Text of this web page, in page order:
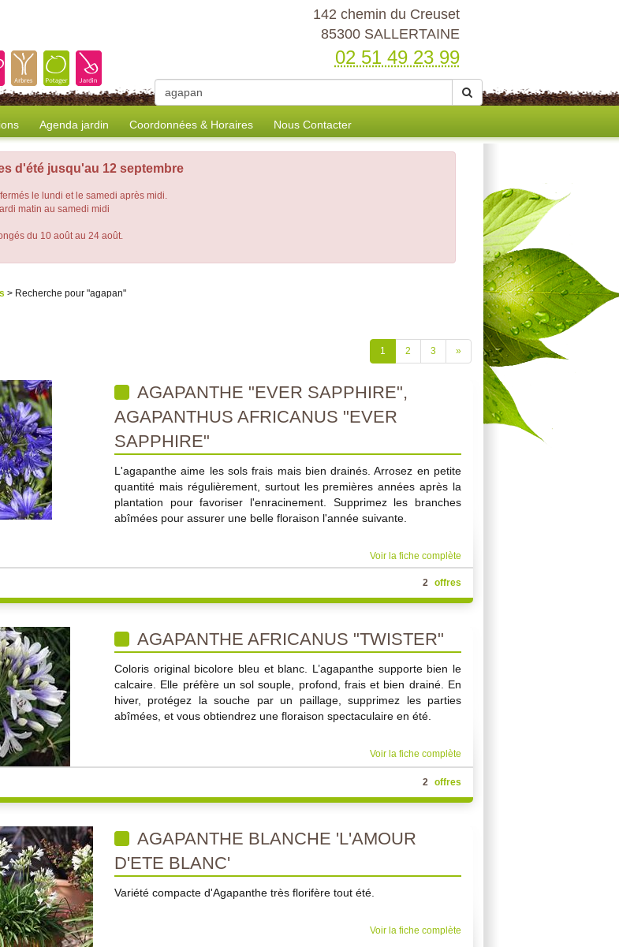
142 chemin du Creuset
85300 SALLERTAINE
02 51 49 23 99
Agenda jardin Coordonnées & Horaires Nous Contacter
d'été jusqu'au 12 septembre
le lundi et le samedi après midi.
matin au samedi midi
du 10 août au 24 août.
> Recherche pour "agapan"
1 2 3 »
AGAPANTHE "EVER SAPPHIRE",
AGAPANTHUS AFRICANUS "EVER
SAPPHIRE"
L'agapanthe aime les sols frais mais bien drainés. Arrosez en petite
quantité mais régulièrement, surtout les premières années après la
plantation pour favoriser l'enracinement. Supprimez les branches
abîmées pour assurer une belle floraison l'année suivante.
Voir la fiche complète
2 offres
AGAPANTHE AFRICANUS "TWISTER"
Coloris original bicolore bleu et blanc. L’agapanthe supporte bien le
calcaire. Elle préfère un sol souple, profond, frais et bien drainé. En
hiver, protégez la souche par un paillage, supprimez les parties
abîmées, et vous obtiendrez une floraison spectaculaire en été.
Voir la fiche complète
2 offres
AGAPANTHE BLANCHE 'L'AMOUR
D'ETE BLANC'
Variété compacte d'Agapanthe très florifère tout été.
Voir la fiche complète